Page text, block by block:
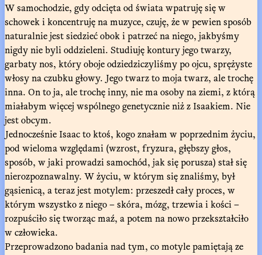
W samochodzie, gdy odcięta od świata wpatruję się w
schowek i koncentruję na muzyce, czuję, że w pewien sposób
naturalnie jest siedzieć obok i patrzeć na niego, jakbyśmy
nigdy nie byli oddzieleni. Studiuję kontury jego twarzy,
garbaty nos, który oboje odziedziczyliśmy po ojcu, sprężyste
włosy na czubku głowy. Jego twarz to moja twarz, ale trochę
inna. On to ja, ale trochę inny, nie ma osoby na ziemi, z którą
miałabym więcej wspólnego genetycznie niż z Isaakiem. Nie
jest obcym.
Jednocześnie Isaac to ktoś, kogo znałam w poprzednim życiu,
pod wieloma względami (wzrost, fryzura, głębszy głos,
sposób, w jaki prowadzi samochód, jak się porusza) stał się
nierozpoznawalny. W życiu, w którym się znaliśmy, był
gąsienicą, a teraz jest motylem: przeszedł cały proces, w
którym wszystko z niego – skóra, mózg, trzewia i kości –
rozpuściło się tworząc maź, a potem na nowo przekształciło
w człowieka.
Przeprowadzono badania nad tym, co motyle pamiętają ze